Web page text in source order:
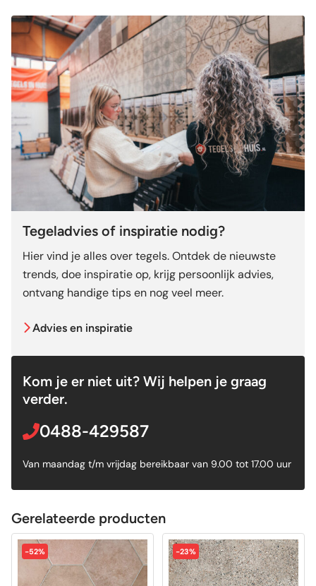
Tegeladvies of inspiratie nodig?
Hier vind je alles over tegels. Ontdek de nieuwste
trends, doe inspiratie op, krijg persoonlijk advies,
ontvang handige tips en nog veel meer.
Advies en inspiratie
Kom je er niet uit? Wij helpen je graag
verder.
0488-429587
Van maandag t/m vrijdag bereikbaar van 9.00 tot 17.00 uur
Gerelateerde producten
-52% -23%